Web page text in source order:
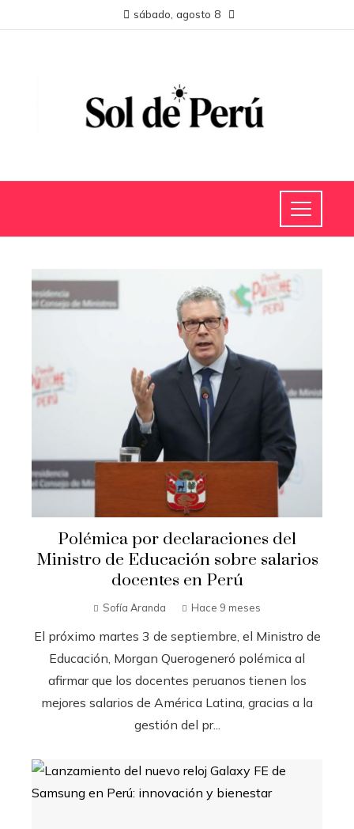
sábado, agosto 8
Polémica por declaraciones del
Ministro de Educación sobre salarios
docentes en Perú
Sofía Aranda Hace 9 meses
El próximo martes 3 de septiembre, el Ministro de
Educación, Morgan Querogeneró polémica al
afirmar que los docentes peruanos tienen los
mejores salarios de América Latina, gracias a la
gestión del pr...